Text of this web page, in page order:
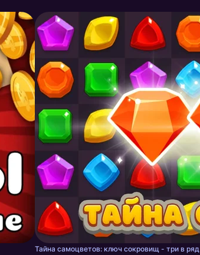
Тайна самоцветов: ключ сокровищ - три в ряд